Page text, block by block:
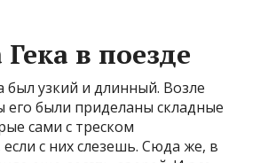
в поезде
был узкий и длинный. Возле
его были приделаны складные
сами с треском
с них слезешь. Сюда же, в